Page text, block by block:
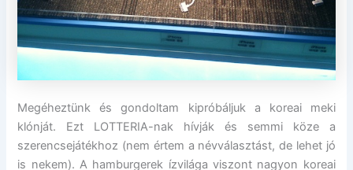
Megéheztünk és gondoltam kipróbáljuk a koreai meki
klónját. Ezt LOTTERIA-nak hívják és semmi köze a
szerencsejátékhoz (nem értem a névválasztást, de lehet jó
is nekem). A hamburgerek ízvilága viszont nagyon koreai